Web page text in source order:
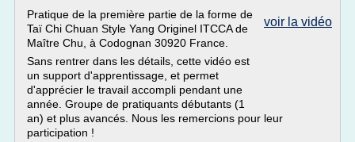
voir la vidéo
Pratique de la première partie de la forme de
Taï Chi Chuan Style Yang Originel ITCCA de
Maître Chu, à Codognan 30920 France.
Sans rentrer dans les détails, cette vidéo est
un support d'apprentissage, et permet
d'apprécier le travail accompli pendant une
année. Groupe de pratiquants débutants (1
an) et plus avancés. Nous les remercions pour leur
participation !